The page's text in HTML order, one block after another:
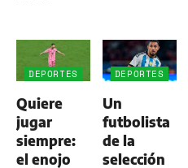
DEPORTES
Quiere
jugar
siempre:
el enojo
DEPORTES
Un
futbolista
de la
selección